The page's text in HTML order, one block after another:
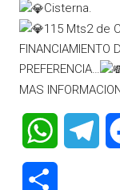
Cisterna.
115 Mts2 de
FINANCIAMIENTO
PREFERENCIA…
MAS
WhatsApp